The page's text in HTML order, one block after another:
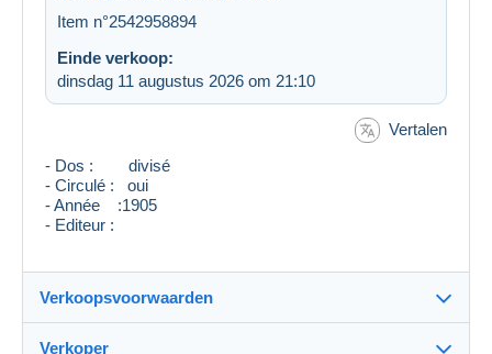
Item n°2542958894
Einde verkoop:
dinsdag 11 augustus 2026 om 21:10
Vertalen
- Dos : divisé
- Circulé : oui
- Année :1905
- Editeur :
Verkoopsvoorwaarden
Verkoper